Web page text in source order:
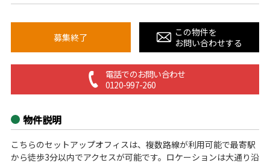
募集終了
この物件を
お問い合わせする
電話でのお問い合わせ
0120-997-260
物件説明
こちらのセットアップオフィスは、複数路線が利用可能で最寄駅
から徒歩3分以内でアクセスが可能です。ロケーションは大通り沿